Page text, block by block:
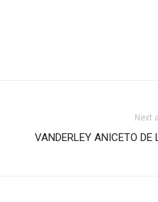
Next
VANDERLEY ANICETO DE